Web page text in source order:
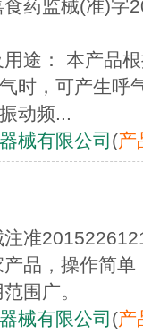
食药监械(准)
途： 本产品
时，可产生呼
动频...
械有限公司 (产
注准
品，操作简
围广。
械有限公司 (产